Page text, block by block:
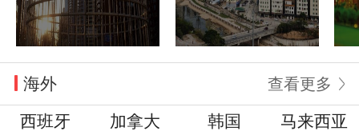
海外 查看更多
西班牙 加拿大 韩国
马来西亚